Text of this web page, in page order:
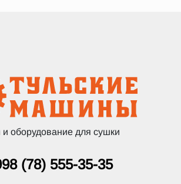
и оборудование для сушки
(78) 555-35-35